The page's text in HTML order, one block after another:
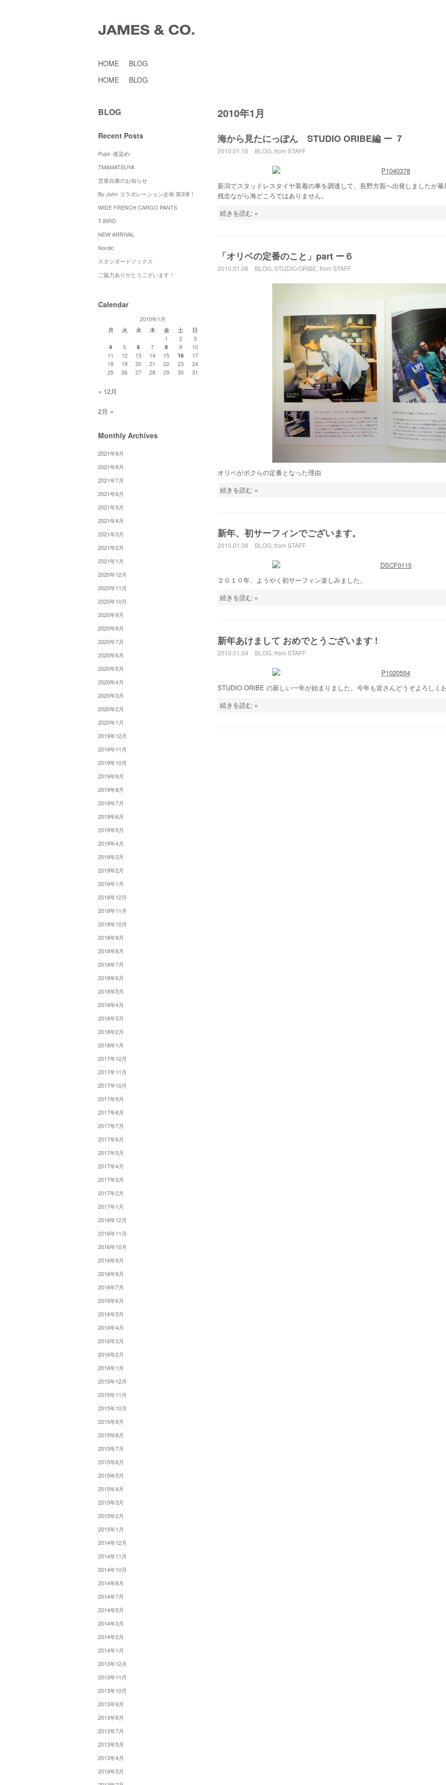
HOME
BLOG
HOME
BLOG
2010年1月
海から見たにっぽん STUDIO ORIBE編 ー ７
2010.01.16 BLOG from STAFF
新潟でスタッドレスタイヤ装着の車を調達して、長野方面へ出発しましたが暴
残念ながら海どころではありません。
続きを読む »
「オリベの定番のこと」part ー６
2010.01.08 BLOG STUDIO ORIBE from STAFF
オリベがボクらの定番となった理由
続きを読む »
新年、初サーフィンでございます。
2010.01.06 BLOG from STAFF
２０１０年、ようやく初サーフィン楽しみました。
続きを読む »
新年あけまして おめでとうございます !
2010.01.04 BLOG from STAFF
STUDIO ORIBE の新しい一年が始まりました。今年も皆さんどうぞよろしくお
続きを読む »
BLOG
Recent Posts
Pujol -後染め-
TM&MATSUYA
営業自粛のお知らせ
By John コラボレーション企画 第3弾！
WIDE FRENCH CARGO PANTS
T-BIRD
NEW ARRIVAL
Nordic
スタンダードソックス
ご協力ありがとうございます！
Calendar
2010年1月
月 火 水 木 金 土 日
1 2 3
4 5 6 7 8 9
10
11
12 13 14 15 16
17
18
19 20 21 22 23
24
25
26 27 28 29 30 31
« 12月
2月 »
Monthly Archives
2021年9月
2021年8月
2021年7月
2021年6月
2021年5月
2021年4月
2021年3月
2021年2月
2021年1月
2020年12月
2020年11月
2020年10月
2020年9月
2020年8月
2020年7月
2020年6月
2020年5月
2020年4月
2020年3月
2020年2月
2020年1月
2019年12月
2019年11月
2019年10月
2019年9月
2019年8月
2019年7月
2019年6月
2019年5月
2019年4月
2019年3月
2019年2月
2019年1月
2018年12月
2018年11月
2018年10月
2018年9月
2018年8月
2018年7月
2018年6月
2018年5月
2018年4月
2018年3月
2018年2月
2018年1月
2017年12月
2017年11月
2017年10月
2017年9月
2017年8月
2017年7月
2017年6月
2017年5月
2017年4月
2017年3月
2017年2月
2017年1月
2016年12月
2016年11月
2016年10月
2016年9月
2016年8月
2016年7月
2016年6月
2016年5月
2016年4月
2016年3月
2016年2月
2016年1月
2015年12月
2015年11月
2015年10月
2015年9月
2015年8月
2015年7月
2015年6月
2015年5月
2015年4月
2015年3月
2015年2月
2015年1月
2014年12月
2014年11月
2014年10月
2014年8月
2014年7月
2014年5月
2014年3月
2014年2月
2014年1月
2013年12月
2013年11月
2013年10月
2013年9月
2013年8月
2013年7月
2013年5月
2013年4月
2013年3月